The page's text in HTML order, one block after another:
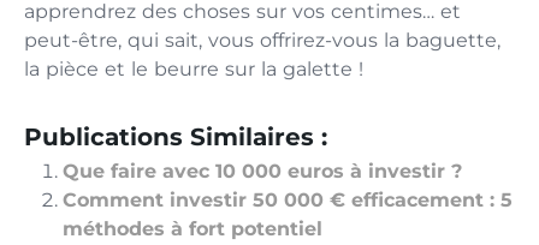
apprendrez des choses sur vos centimes… et
peut-être, qui sait, vous offrirez-vous la baguette,
la pièce et le beurre sur la galette !
Publications Similaires :
Que faire avec 10 000 euros à investir ?
Comment investir 50 000 € efficacement : 5
méthodes à fort potentiel